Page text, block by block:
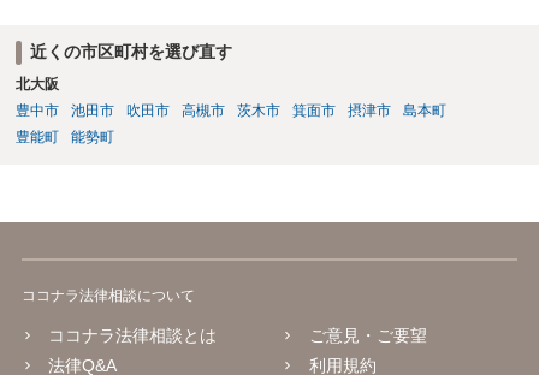
近くの市区町村を選び直す
北大阪
豊中市
池田市 吹田市 高槻市 茨木市 箕面市 摂津市
島本町
豊能町
能勢町
ココナラ法律相談について
ココナラ法律相談とは
法律Q&A
ご意見・ご要望
利用規約